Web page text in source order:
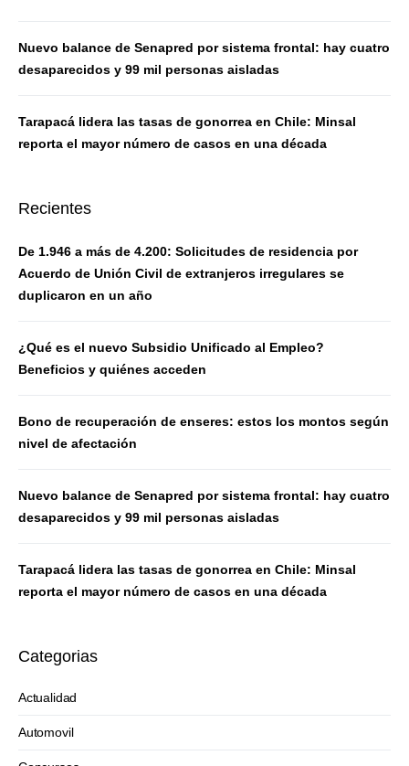
Nuevo balance de Senapred por sistema frontal: hay cuatro
desaparecidos y 99 mil personas aisladas
Tarapacá lidera las tasas de gonorrea en Chile: Minsal
reporta el mayor número de casos en una década
Recientes
De 1.946 a más de 4.200: Solicitudes de residencia por
Acuerdo de Unión Civil de extranjeros irregulares se
duplicaron en un año
¿Qué es el nuevo Subsidio Unificado al Empleo?
Beneficios y quiénes acceden
Bono de recuperación de enseres: estos los montos según
nivel de afectación
Nuevo balance de Senapred por sistema frontal: hay cuatro
desaparecidos y 99 mil personas aisladas
Tarapacá lidera las tasas de gonorrea en Chile: Minsal
reporta el mayor número de casos en una década
Categorias
Actualidad
Automovil